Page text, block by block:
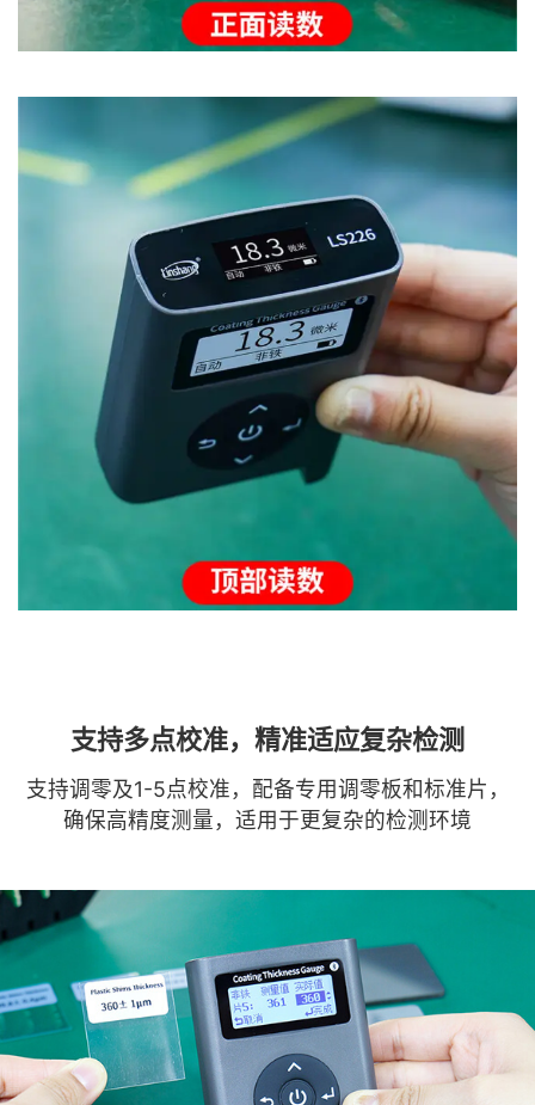
支持多点校准，精准适应复杂检测
支持调零及1-5点校准，配备专用调零板和标准片，
确保高精度测量，适用于更复杂的检测环境